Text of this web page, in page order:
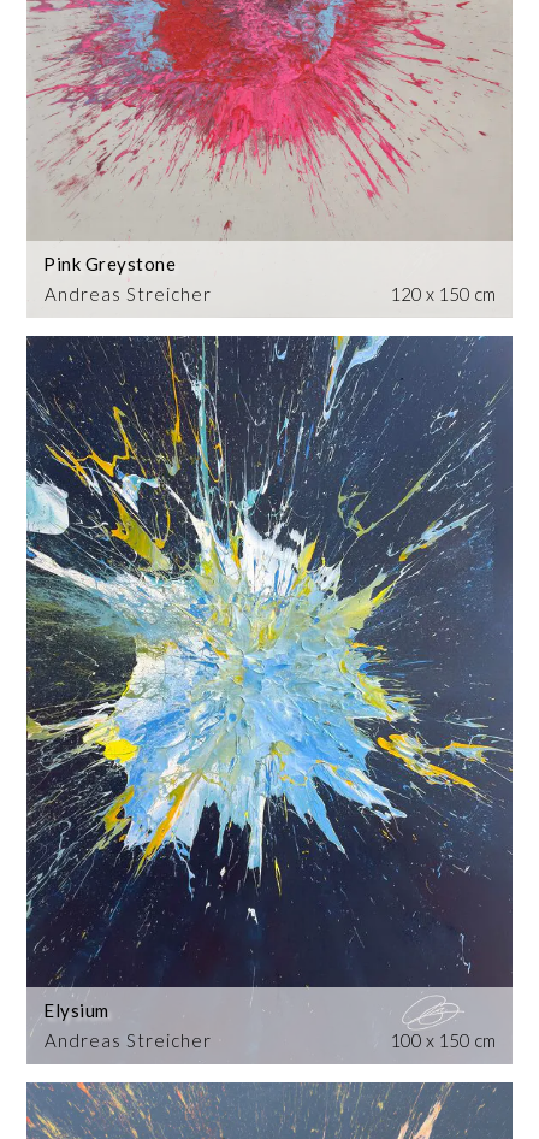
Andreas Streicher
Pink Greystone
120 x 150 cm
Andreas Streicher
Elysium
100 x 150 cm